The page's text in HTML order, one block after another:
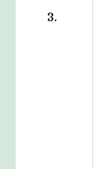
3.